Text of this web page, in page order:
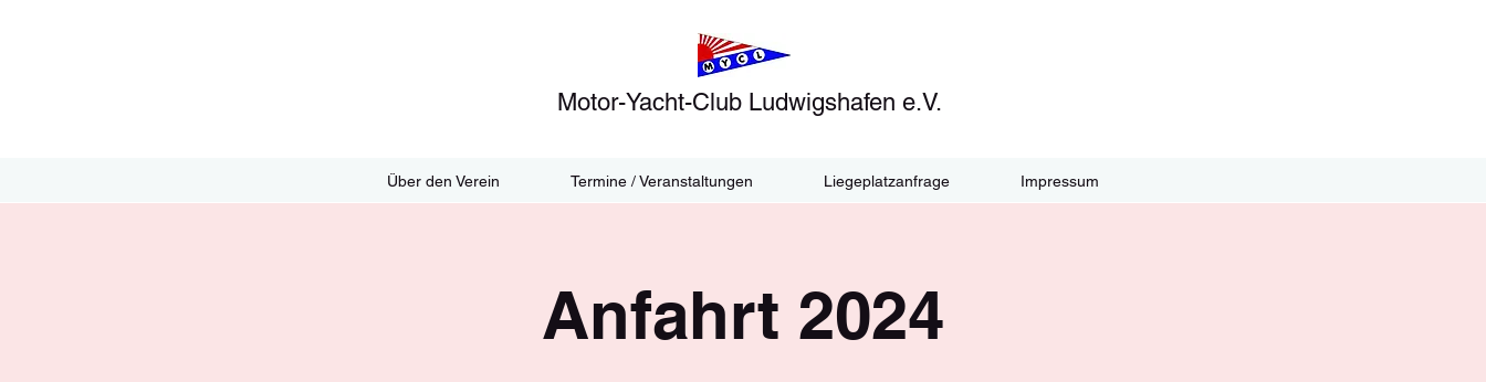
Motor-Yacht-Club Ludwigshafen e.V.
Über den Verein Termine / Veranstaltungen Liegeplatzanfrage Impressum
Anfahrt 2024